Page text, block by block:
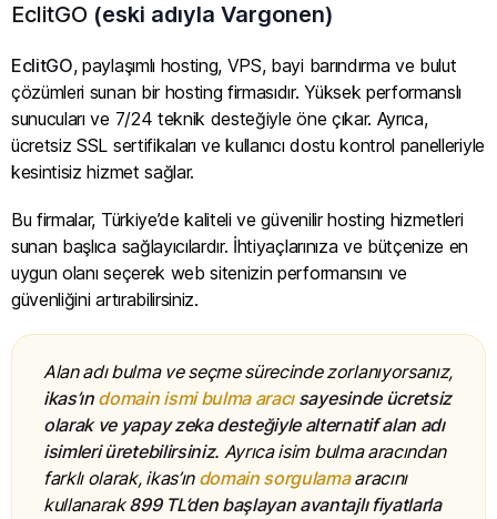
EclitGO (eski adıyla Vargonen)
EclitGO, paylaşımlı hosting, VPS, bayi barındırma ve bulut
çözümleri sunan bir hosting firmasıdır. Yüksek performanslı
sunucuları ve 7/24 teknik desteğiyle öne çıkar. Ayrıca,
ücretsiz SSL sertifikaları ve kullanıcı dostu kontrol panelleriyle
kesintisiz hizmet sağlar.
Bu firmalar, Türkiye’de kaliteli ve güvenilir hosting hizmetleri
sunan başlıca sağlayıcılardır. İhtiyaçlarınıza ve bütçenize en
uygun olanı seçerek web sitenizin performansını ve
güvenliğini artırabilirsiniz.
Alan adı bulma ve seçme sürecinde zorlanıyorsanız,
ikas’ın domain ismi bulma aracı sayesinde ücretsiz
olarak ve yapay zeka desteğiyle alternatif alan adı
isimleri üretebilirsiniz. Ayrıca isim bulma aracından
farklı olarak, ikas’ın domain sorgulamaaracını
kullanarak899 TL’den başlayan avantajlı fiyatlarla